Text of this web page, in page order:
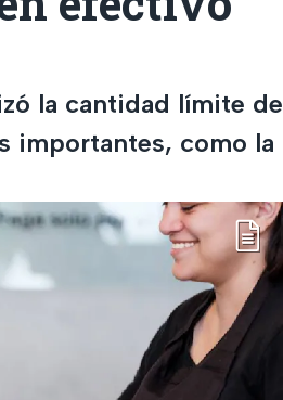
la cantidad límite de
importantes, como la